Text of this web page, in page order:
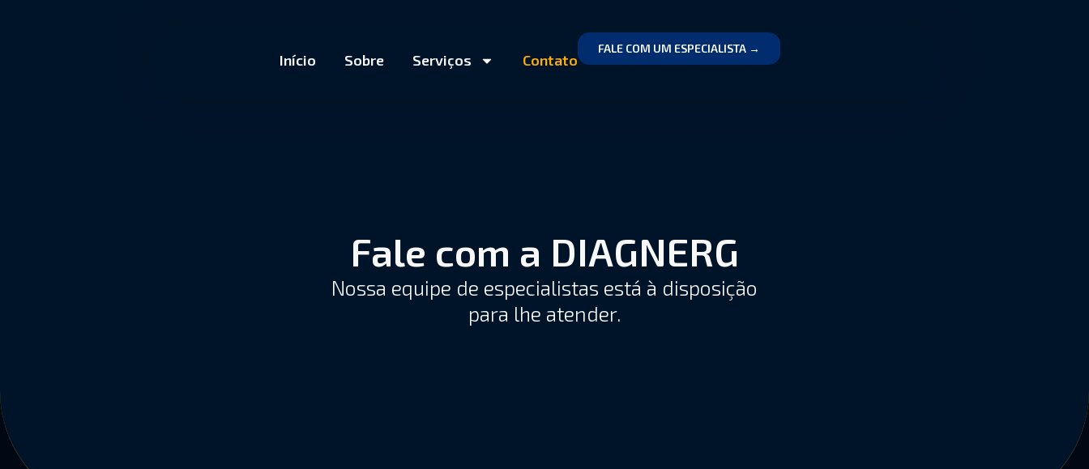
Início Sobre Serviços Contato
FALE COM UM ESPECIALISTA →
Fale com a DIAGNERG
Nossa equipe de especialistas está à disposição
para lhe atender.